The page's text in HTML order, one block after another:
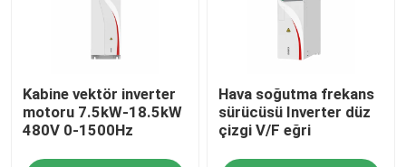
Kabine vektör inverter
motoru 7.5kW-18.5kW
480V 0-1500Hz
Hava soğutma frekans
sürücüsü Inverter düz
çizgi V/F eğri